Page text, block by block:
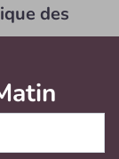
des
même forme